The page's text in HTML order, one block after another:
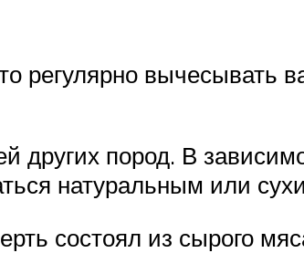
регулярно вычесывать
других пород. В
натуральным или
состоял из сырого